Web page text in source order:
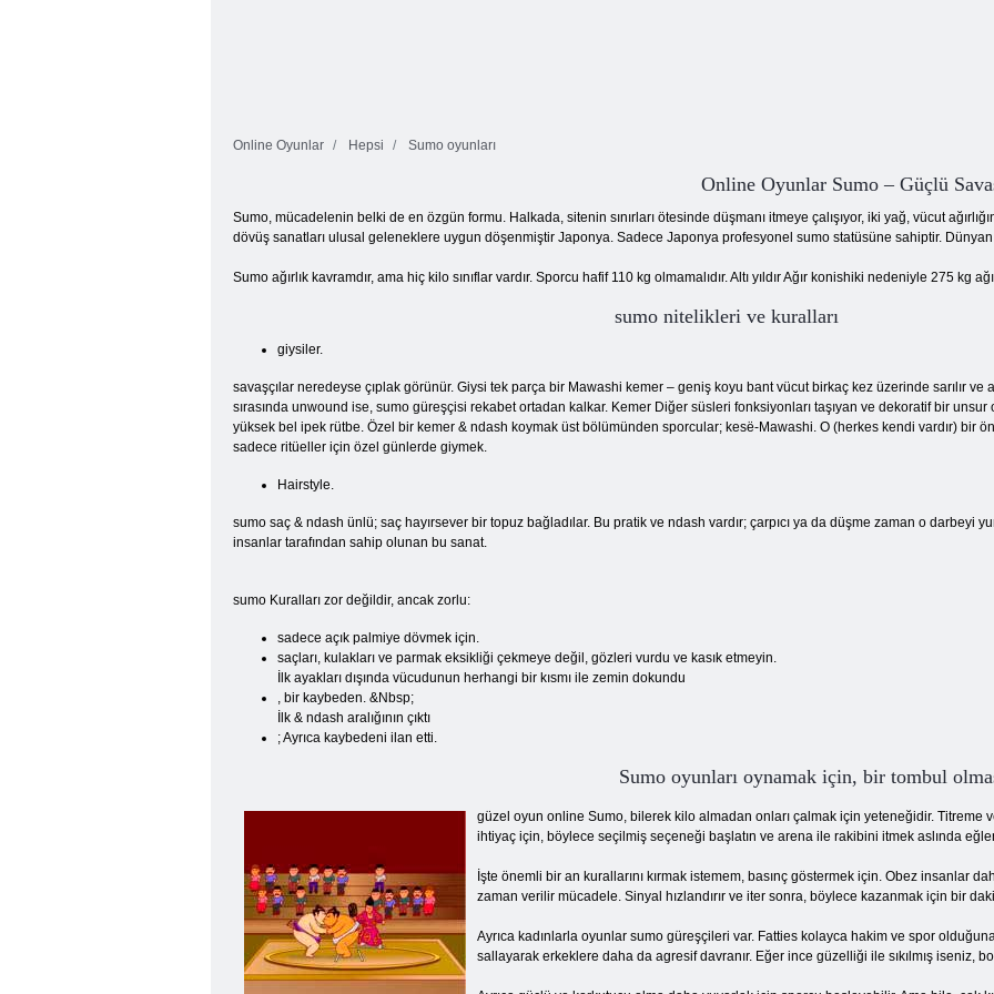
Online Oyunlar Hepsi Sumo oyunları
Online Oyunlar Sumo – Güçlü
Sumo, mücadelenin belki de en özgün formu. Halkada, sitenin sınırları ötesinde düşmanı itmeye çalışıyor, iki yağ, vücut
dövüş sanatları ulusal geleneklere uygun döşenmiştir Japonya. Sadece Japonya profesyonel sumo statüsüne sahiptir.
Sumo ağırlık kavramdır, ama hiç kilo sınıflar vardır. Sporcu hafif 110 kg olmamalıdır. Altı yıldır Ağır konishiki nedeniyle 275 kg
sumo nitelikleri ve kuralları
giysiler.
savaşçılar neredeyse çıplak görünür. Giysi tek parça bir Mawashi kemer – geniş koyu bant vücut birkaç kez üzerinde sarılır
sırasında unwound ise, sumo güreşçisi rekabet ortadan kalkar. Kemer Diğer süsleri fonksiyonları taşıyan ve dekoratif bir
yüksek bel ipek rütbe. Özel bir kemer & ndash koymak üst bölümünden sporcular; kesё-Mawashi. O (herkes kendi vardır) bir
sadece ritüeller için özel günlerde giymek.
Hairstyle.
sumo saç & ndash ünlü; saç hayırsever bir topuz bağladılar. Bu pratik ve ndash vardır; çarpıcı ya da düşme zaman o darbeyi
insanlar tarafından sahip olunan bu sanat.
sumo Kuralları zor değildir, ancak zorlu:
sadece açık palmiye dövmek için.
saçları, kulakları ve parmak eksikliği çekmeye değil, gözleri vurdu ve kasık etmeyin.
İlk ayakları dışında vücudunun herhangi bir kısmı ile zemin dokundu
, bir kaybeden. &Nbsp;
İlk & ndash aralığının çıktı
; Ayrıca kaybedeni ilan etti.
Sumo oyunları oynamak için, bir tombul
güzel oyun online Sumo, bilerek kilo almadan onları çalmak için yeteneğidir. Titreme
ihtiyaç için, böylece seçilmiş seçeneği başlatın ve arena ile rakibini itmek aslında
İşte önemli bir an kurallarını kırmak istemem, basınç göstermek için. Obez insanlar
zaman verilir mücadele. Sinyal hızlandırır ve iter sonra, böylece kazanmak için bir
Ayrıca kadınlarla oyunlar sumo güreşçileri var. Fatties kolayca hakim ve spor
sallayarak erkeklere daha da agresif davranır. Eğer ince güzelliği ile sıkılmış iseniz,